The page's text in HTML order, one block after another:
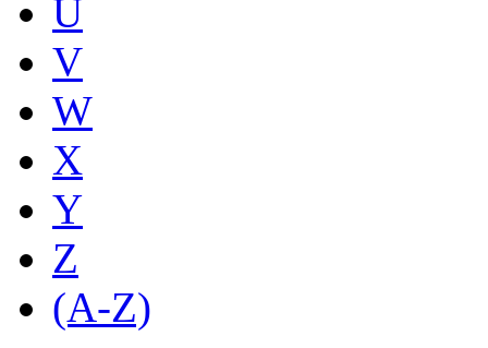
U
V
W
X
Y
Z
(A-Z)